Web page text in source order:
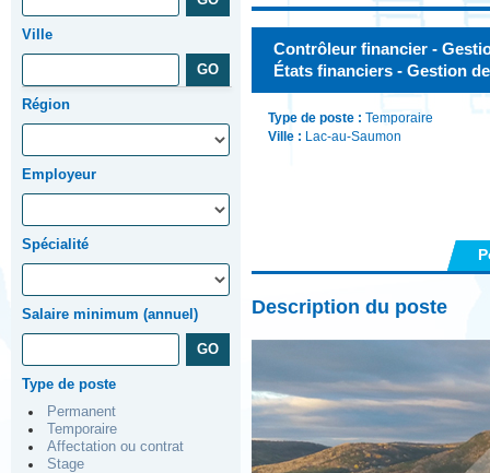
Ville
Région
Employeur
Spécialité
Salaire minimum (annuel)
Type de poste
Permanent
Temporaire
Affectation ou contrat
Stage
Contrôleur financier -
États financiers - Gestion
Type de poste : Temporaire
Ville : Lac-au-Saumon
Description du poste